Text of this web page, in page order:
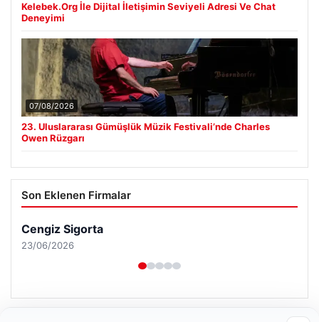
Kelebek.Org İle Dijital İletişimin Seviyeli Adresi Ve Chat
Deneyimi
07/08/2026
23. Uluslararası Gümüşlük Müzik Festivali’nde Charles
Owen Rüzgarı
Son Eklenen Firmalar